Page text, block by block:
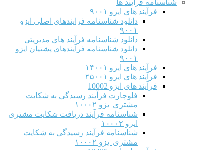
شناسنامه فرآیند ها
فرآیند های ایزو ۹۰۰۱
دانلود شناسنامه فرایندهای اصلی ایزو
۹۰۰۱
دانلود شناسنامه فرآیند های مدیریتی
دانلود شناسنامه فرآیندهای پشتیان ایزو
۹۰۰۱
فرآیند های ایزو ۱۴۰۰۱
فرآیند های ایزو ۴۵۰۰۱
فرآیند های ایزو 10002
فلوچارت فرآیند رسیدگی به شکایت
مشتری ایزو ۱۰۰۰۲
شناسنامه فرآیند دریافت شکایت مشتری
ایزو ۱۰۰۰۲
شناسنامه فرآیند رسیدگی به شکایت
مشتری ایزو ۱۰۰۰۲